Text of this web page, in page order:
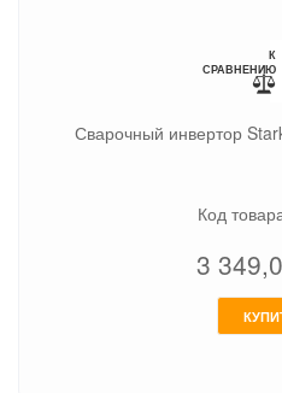
К
СРАВНЕНИЮ
Сварочный инвертор
Код
3